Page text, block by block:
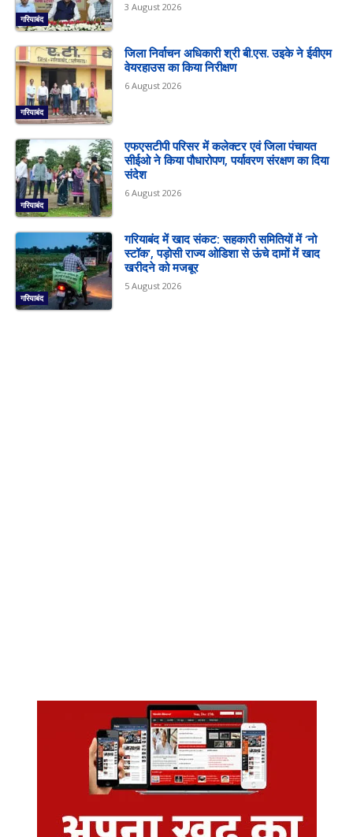
गरियाबंद
3 August 2026
गरियाबंद
जिला निर्वाचन अधिकारी श्री बी.एस. उइके ने ईवीएम
वेयरहाउस का किया निरीक्षण
6 August 2026
गरियाबंद
एफएसटीपी परिसर में कलेक्टर एवं जिला पंचायत
सीईओ ने किया पौधारोपण, पर्यावरण संरक्षण का दिया
संदेश
6 August 2026
गरियाबंद
गरियाबंद में खाद संकट: सहकारी समितियों में ‘नो
स्टॉक’, पड़ोसी राज्य ओडिशा से ऊंचे दामों में खाद
खरीदने को मजबूर
5 August 2026